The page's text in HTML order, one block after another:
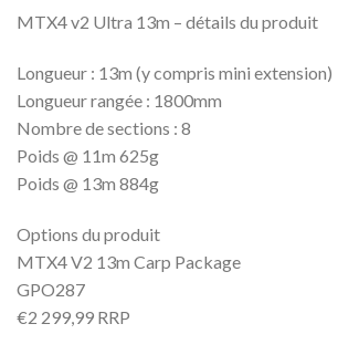
MTX4 v2 Ultra 13m – détails du produit
Longueur : 13m (y compris mini extension)
Longueur rangée : 1800mm
Nombre de sections : 8
Poids @ 11m 625g
Poids @ 13m 884g
Options du produit
MTX4 V2 13m Carp Package
GPO287
€2 299,99 RRP